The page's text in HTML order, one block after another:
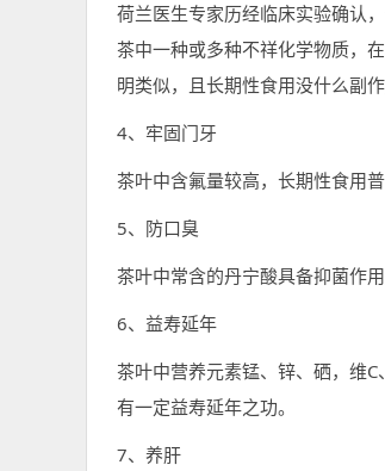
荷兰医生专家历经临床实验确认
茶中一种或多种不祥化学物质，
明类似，且长期性食用没什么副作
4、牢固门牙
茶叶中含氟量较高，长期性食用
5、防口臭
茶叶中常含的丹宁酸具备抑菌作
6、益寿延年
茶叶中营养元素锰、锌、硒，维
有一定益寿延年之功。
7、养肝